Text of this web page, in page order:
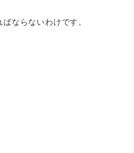
ならないわけです。